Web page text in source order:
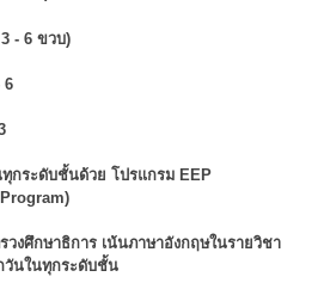
- 6 ขวบ)
6
กระดับชั้นด้วย โปรแกรม EEP
วงศึกษาธิการ เน้นภาษาอังกฤษในรายวิชา
วันในทุกระดับชั้น